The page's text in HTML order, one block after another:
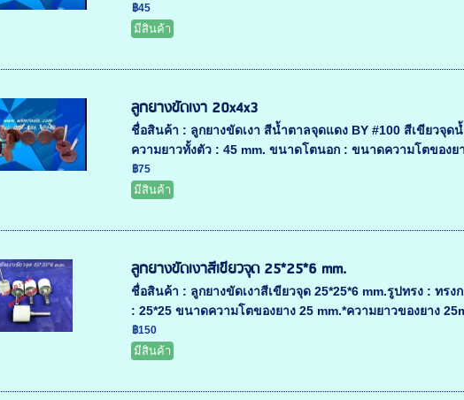
฿45
มีสินค้า
ลูกยางขัดเงา 20x4x3
ชื่อสินค้า : ลูกยางขัดเงา สีน้ำตาลจุดแดง BY #100 สีเขียวจุ
ความยาวทั้งตัว : 45 mm. ขนาดโตนอก : ขนาดความโตของย
฿75
มีสินค้า
ลูกยางขัดเงาสีเขียวจุด 25*25*6 mm.
ชื่อสินค้า : ลูกยางขัดเงาสีเขียวจุด 25*25*6 mm.รูปทรง : ท
: 25*25 ขนาดความโตของยาง 25 mm.*ความยาวของยาง
฿150
มีสินค้า